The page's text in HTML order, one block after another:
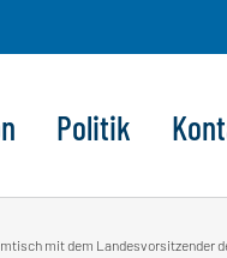
Politik
mit dem Landesvorsitzender